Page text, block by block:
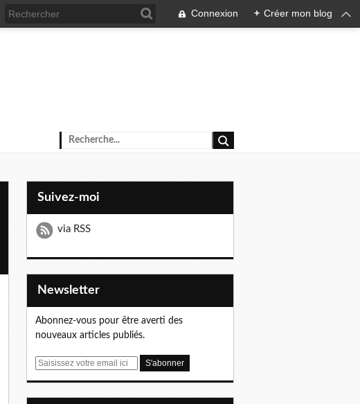
Connexion + Créer mon blog
Suivez-moi
via RSS
Newsletter
Abonnez-vous pour être averti des
nouveaux articles publiés.
E